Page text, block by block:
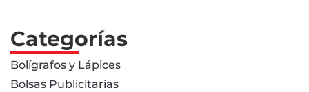
Categorías
Bolígrafos y Lápices
Bolsas Publicitarias